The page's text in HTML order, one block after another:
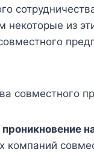
некоторые из
проникновение
компаний